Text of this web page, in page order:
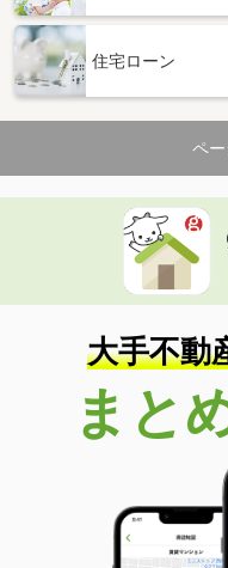
住宅ローン
ペ
大手不動
まと